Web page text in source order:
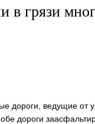
в грязи
дороги, ведущие от
дороги